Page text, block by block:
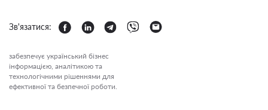
Зв'язатися:
забезпечує український бізнес
інформацією, аналітикою та
технологічними рішеннями для
ефективної та безпечної роботи.